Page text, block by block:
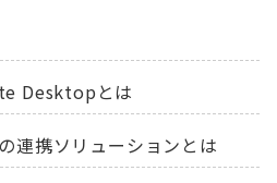
Desktopとは
連携ソリューションとは